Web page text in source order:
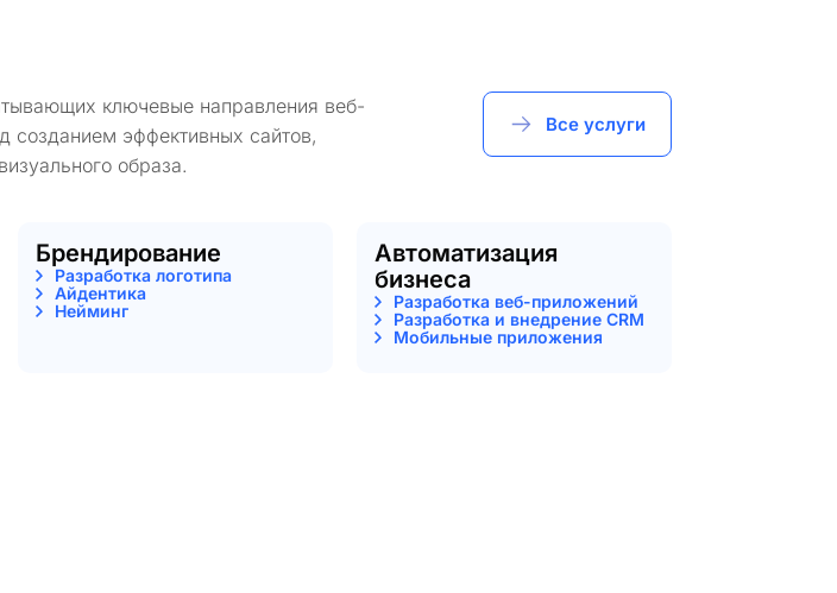
ключевые направления веб-
созданием эффективных сайтов,
образа.
Все услуги
Брендирование
Разработка логотипа
Айдентика
Нейминг
Автоматизация
бизнеса
Разработка веб-приложений
Разработка и внедрение CRM
Мобильные приложения